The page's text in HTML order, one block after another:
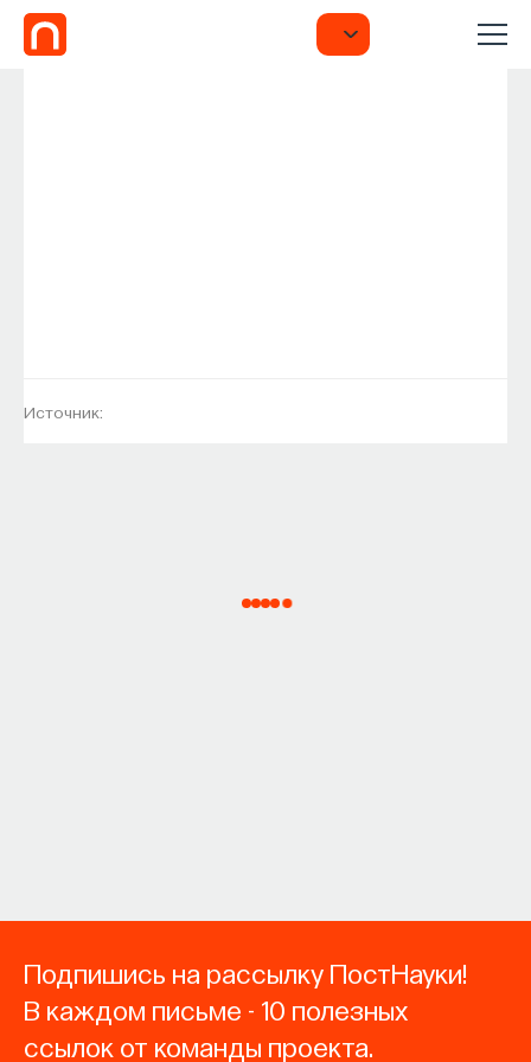
Источник:
Подпишись на рассылку ПостНауки!
В каждом письме - 10 полезных
ссылок от команды проекта.